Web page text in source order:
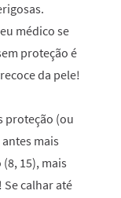
médico se
proteção é
da pele!
proteção (ou
mais
15), mais
Se calhar até